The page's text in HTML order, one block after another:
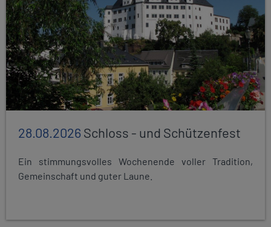
28.08.2026Schloss - und Schützenfest
Ein stimmungsvolles Wochenende voller Tradition,
Gemeinschaft und guter Laune.